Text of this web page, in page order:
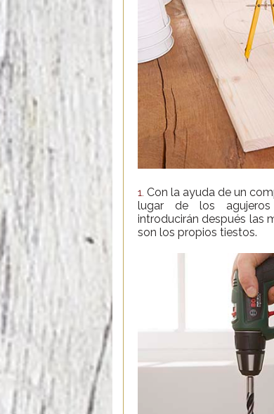
1. Con la ayuda de un
lugar de los
introducirán después las
son los propios tiestos.